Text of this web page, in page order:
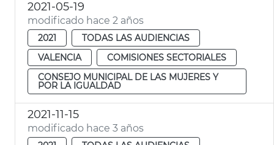
2021-05-19
modificado hace 2 años
2021
TODAS LAS AUDIENCIAS
VALENCIA
COMISIONES SECTORIALES
CONSEJO MUNICIPAL DE LAS MUJERES Y
POR LA IGUALDAD
2021-11-15
modificado hace 3 años